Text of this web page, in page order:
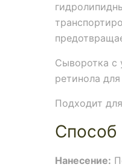
Сыворотка с
ретинола
Подходит
Способ
Нанесение: